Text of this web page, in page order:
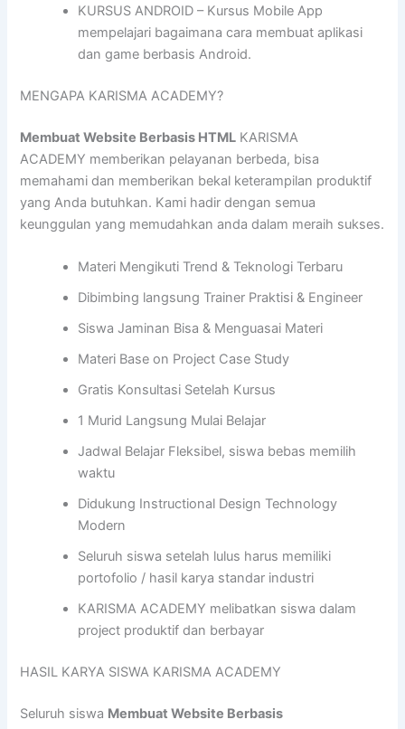
KURSUS ANDROID – Kursus Mobile App
mempelajari bagaimana cara membuat aplikasi
dan game berbasis Android.
MENGAPA KARISMA ACADEMY?
Membuat Website Berbasis HTML KARISMA
ACADEMY memberikan pelayanan berbeda, bisa
memahami dan memberikan bekal keterampilan produktif
yang Anda butuhkan. Kami hadir dengan semua
keunggulan yang memudahkan anda dalam meraih sukses.
Materi Mengikuti Trend & Teknologi Terbaru
Dibimbing langsung Trainer Praktisi & Engineer
Siswa Jaminan Bisa & Menguasai Materi
Materi Base on Project Case Study
Gratis Konsultasi Setelah Kursus
1 Murid Langsung Mulai Belajar
Jadwal Belajar Fleksibel, siswa bebas memilih
waktu
Didukung Instructional Design Technology
Modern
Seluruh siswa setelah lulus harus memiliki
portofolio / hasil karya standar industri
KARISMA ACADEMY melibatkan siswa dalam
project produktif dan berbayar
HASIL KARYA SISWA KARISMA ACADEMY
Seluruh siswa Membuat Website Berbasis